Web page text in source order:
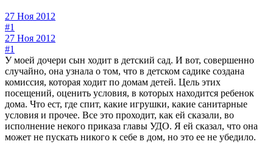
27 Ноя 2012
#1
27 Ноя 2012
#1
У моей дочери сын ходит в детский сад. И вот, совершенно
случайно, она узнала о том, что в детском садике создана
комиссия, которая ходит по домам детей. Цель этих
посещений, оценить условия, в которых находится ребенок
дома. Что ест, где спит, какие игрушки, какие санитарные
условия и прочее. Все это проходит, как ей сказали, во
исполнение некого приказа главы УДО. Я ей сказал, что она
может не пускать никого к себе в дом, но это ее не убедило.